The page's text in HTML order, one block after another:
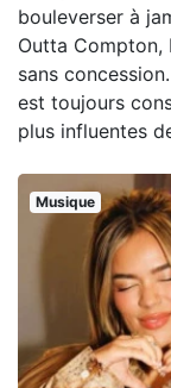
bouleverser à
Outta Compton,
sans
est toujours
plus influentes
Musique